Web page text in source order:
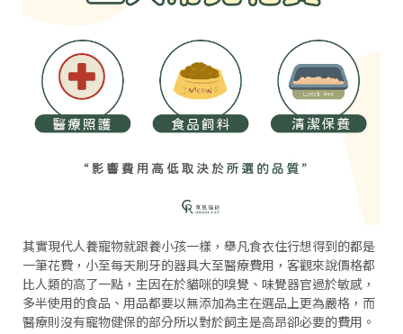
其實現代人養寵物就跟養小孩一樣，舉凡食衣住行想得到的都是
一筆花費，小至每天刷牙的器具大至醫療費用，客觀來說價格都
比人類的高了一點，主因在於貓咪的嗅覺、味覺器官過於敏感，
多半使用的食品、用品都要以無添加為主在選品上更為嚴格，而
醫療則沒有寵物健保的部分所以對於飼主是高昂卻必要的費用。